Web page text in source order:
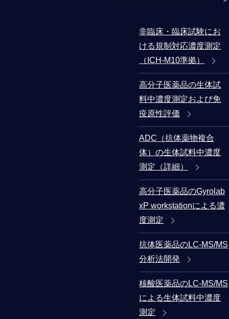
非臨床・臨床試験にお
ける規制対応濃度測定
（ICH-M10準拠）
高分子医薬品の生体試
料中濃度測定および免
疫原性評価
ADC（抗体薬物複合
体）の生体試料中濃度
測定（詳細）
高分子医薬品のGyrolab
xP workstationによる濃
度測定
抗体医薬品のLC-MS/MS
分析法開発
核酸医薬品のLC-MS/MS
による生体試料中濃度
測定